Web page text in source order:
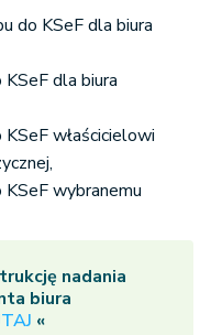
do KSeF dla biura
dla biura
właścicielowi
wybranemu
nadania
biura
«